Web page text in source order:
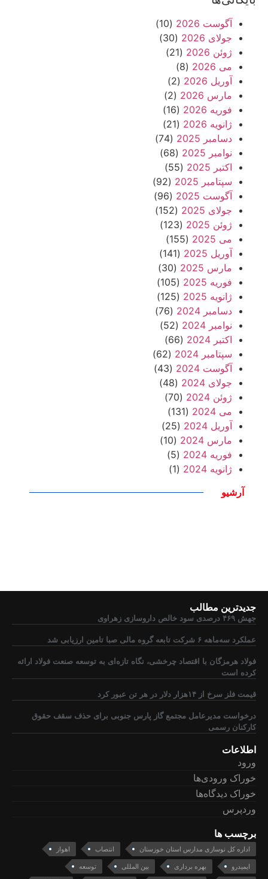
آگوست 2026
(10)
جولای 2026
(30)
ژوئن 2026
(21)
می 2026
(8)
آوریل 2026
(2)
مارس 2026
(2)
فوریه 2026
(16)
ژانویه 2026
(21)
دسامبر 2025
(74)
نوامبر 2025
(68)
اکتبر 2025
(55)
سپتامبر 2025
(92)
آگوست 2025
(96)
جولای 2025
(152)
ژوئن 2025
(123)
می 2025
(155)
آوریل 2025
(141)
مارس 2025
(30)
فوریه 2025
(105)
ژانویه 2025
(125)
دسامبر 2024
(76)
نوامبر 2024
(52)
اکتبر 2024
(66)
سپتامبر 2024
(62)
آگوست 2024
(43)
جولای 2024
(48)
ژوئن 2024
(70)
می 2024
(131)
آوریل 2024
(25)
مارس 2024
(10)
فوریه 2024
(5)
ژانویه 2024
(1)
آرشیو
جدیدترین مطالب
جهش ۴۶۹ درصدی سود خالص داروسازی زهراوی
عملکرد سه‌ماهه ۶ شرکت‌ تابعه گروه مالی صبا تامین ارزیابی شد
فولاد هرمزگان با اقتصاد چرخشی، نگاه تازه‌ای به توسعه صنعت فولاد ارائه
کرده است
قیمت فلز سرخ از ۱۴هزار دلار در هر تن عبور کرد
درخواست مدیرعامل مجتمع گاز پارس جنوبی برای حذف سقف حقوق
کارکنان رسمی
اطلاعات
ورود
خوراک ورودی‌ها
خوراک دیدگاه‌ها
وردپرس
برچسب ها
اداره کل نوسازی مدارس استان خوزستان انتصاب اهواز
ایمیدرو بهره برداری بین المللی توسعه